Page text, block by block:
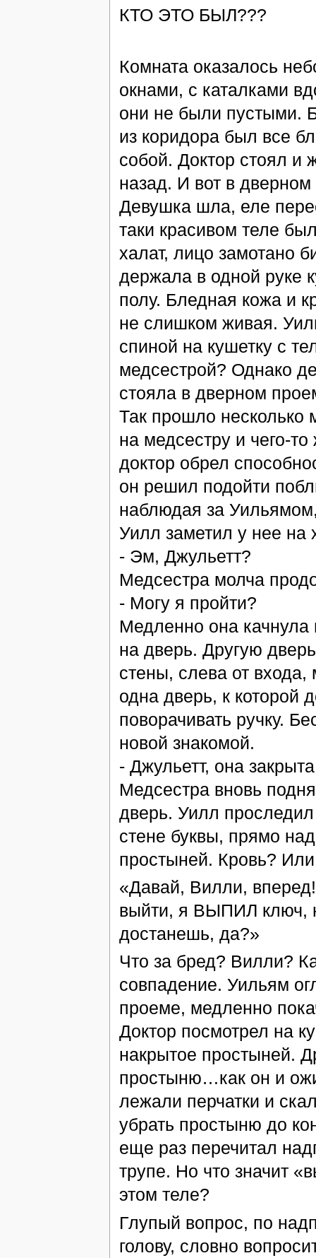
КТО ЭТО БЫЛ???
Комната оказалось
окнами, с каталками
они не были пустыми.
из коридора был все
собой. Доктор стоял и
назад. И вот в
Девушка шла, еле
таки красивом теле
халат, лицо замотано
держала в одной руке
полу. Бледная кожа и
не слишком живая.
спиной на кушетку с
медсестрой? Однако
стояла в дверном
Так прошло несколько
на медсестру и чего-
доктор обрел
он решил подойти
наблюдая за
Уилл заметил у нее на
- Эм, Джульетт?
Медсестра молча
- Могу я пройти?
Медленно она качнула
на дверь. Другую
стены, слева от
одна дверь, к которой
поворачивать ручку.
новой знакомой.
- Джульетт, она
Медсестра вновь
дверь. Уилл
стене буквы, прямо
простыней. Кровь?
«Давай, Вилли,
выйти, я ВЫПИЛ ключ,
достанешь, да?»
Что за бред? Вилли?
совпадение. Уильям
проеме, медленно
Доктор посмотрел на
накрытое простыней.
простыню…как он и
лежали перчатки и
убрать простыню до
еще раз перечитал
трупе. Но что значит
этом теле?
Глупый вопрос, по
голову, словно